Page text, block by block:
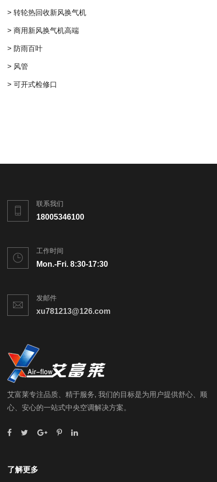
> 转轮热回收新风换气机
> 商用新风换气机高端
> 防雨百叶
> 风管
> 可开式检修口
联系我们
18005346100
工作时间
Mon.-Fri. 8:30-17:30
发邮件
xu781213@126.com
艾富莱专注品质、精于服务, 我们的目标是为用户提供舒心、顺
心、安心的一站式中央空调解决方案。
了解更多